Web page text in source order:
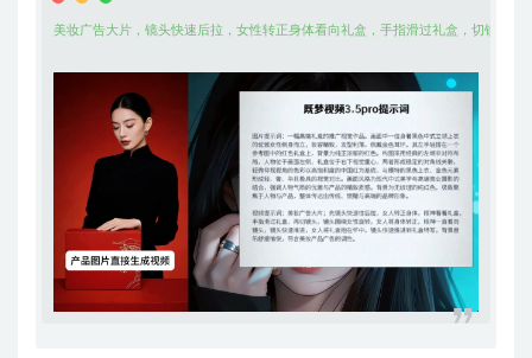
美妆广告大片，镜头快速后拉，女性转正身体看向礼盒，手指滑过礼盒，切镜头